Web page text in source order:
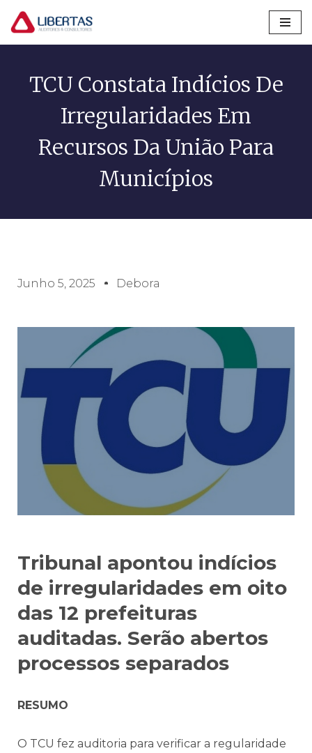
Pular
conteúdo
TCU Constata Indícios De
Irregularidades Em
Recursos Da União Para
Municípios
Junho 5, 2025 Debora
Tribunal apontou indícios
de irregularidades em oito
das 12 prefeituras
auditadas. Serão abertos
processos separados
RESUMO
O TCU fez auditoria para verificar a regularidade